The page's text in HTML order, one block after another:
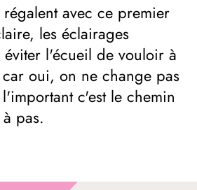
avec ce premier
les éclairages
éviter l'écueil de vouloir à
oui, on ne change pas
c'est le chemin
pas.